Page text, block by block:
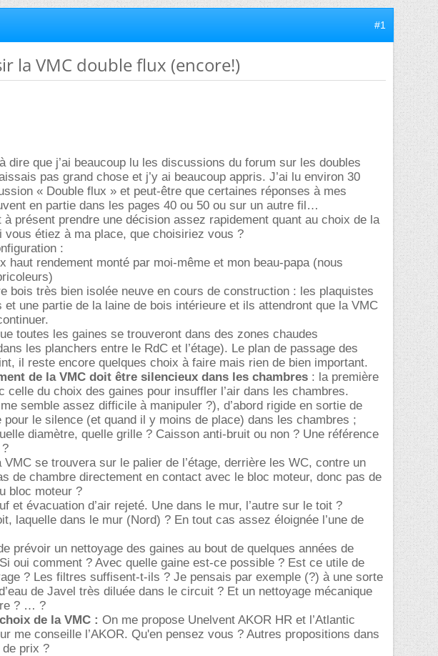
#1
la VMC double flux (encore!)
dire que j’ai beaucoup lu les discussions du forum sur les doubles
pas grand chose et j’y ai beaucoup appris. J’ai lu environ 30
« Double flux » et peut-être que certaines réponses à mes
en partie dans les pages 40 ou 50 ou sur un autre fil
à présent prendre une décision assez rapidement quant au choix de la
vous étiez à ma place, que choisiriez vous ?
:
haut rendement monté par moi-même et mon beau-papa (nous
bois très bien isolée neuve en cours de construction : les plaquistes
et une partie de la laine de bois intérieure et ils attendront que la VMC
toutes les gaines se trouveront dans des zones chaudes
les planchers entre le RdC et l’étage). Le plan de passage des
il reste encore quelques choix à faire mais rien de bien important.
de la VMC doit être silencieux dans les chambres : la première
celle du choix des gaines pour insuffler l’air dans les chambres.
semble assez difficile à manipuler ?), d’abord rigide en sortie de
pour le silence (et quand il y moins de place) dans les chambres ;
diamètre, quelle grille ? Caisson anti-bruit ou non ? Une référence
VMC se trouvera sur le palier de l’étage, derrière les WC, contre un
de chambre directement en contact avec le bloc moteur, donc pas de
bloc moteur ?
et évacuation d’air rejeté. Une dans le mur, l’autre sur le toit ?
laquelle dans le mur (Nord) ? En tout cas assez éloignée l’une de
prévoir un nettoyage des gaines au bout de quelques années de
oui comment ? Avec quelle gaine est-ce possible ? Est ce utile de
? Les filtres suffisent-t-ils ? Je pensais par exemple (?) à une sorte
de Javel très diluée dans le circuit ? Et un nettoyage mécanique
? … ?
de la VMC : On me propose Unelvent AKOR HR et l’Atlantic
me conseille l’AKOR. Qu'en pensez vous ? Autres propositions dans
de prix ?